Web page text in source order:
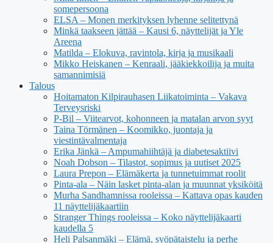
somepersoona
ELSA – Monen merkityksen lyhenne selitettynä
Minkä taakseen jättää – Kausi 6, näyttelijät ja Yle
Areena
Matilda – Elokuva, ravintola, kirja ja musikaali
Mikko Heiskanen – Kenraali, jääkiekkoilija ja muita
samannimisiä
Talous
Hoitamaton Kilpirauhasen Liikatoiminta – Vakava
Terveysriski
P-Bil – Viitearvot, kohonneen ja matalan arvon syyt
Taina Törmänen – Koomikko, juontaja ja
viestintävalmentaja
Erika Jänkä – Ampumahiihtäjä ja diabetesaktiivi
Noah Dobson – Tilastot, sopimus ja uutiset 2025
Laura Prepon – Elämäkerta ja tunnetuimmat roolit
Pinta-ala – Näin lasket pinta-alan ja muunnat yksiköitä
Murha Sandhamnissa rooleissa – Kattava opas kauden
11 näyttelijäkaartiin
Stranger Things rooleissa – Koko näyttelijäkaarti
kaudella 5
Heli Palsanmäki – Elämä, syöpätaistelu ja perhe